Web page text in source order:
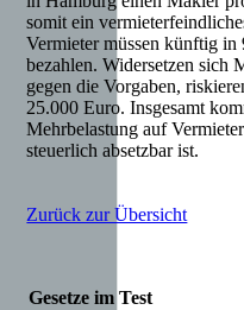
somit ein
Vermieter müssen künftig
bezahlen. Widersetzen sich
gegen die Vorgaben,
25.000 Euro. Insgesamt
Mehrbelastung auf
steuerlich absetzbar ist.
Zurück zur Übersicht
Gesetze im Test